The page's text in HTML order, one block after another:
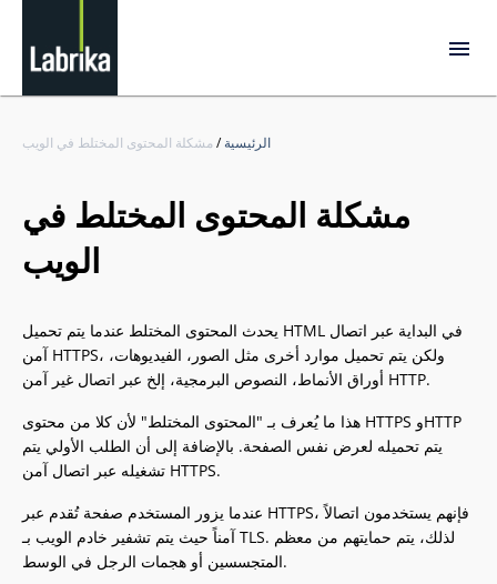
الرئيسية/مشكلة المحتوى المختلط في الويب
مشكلة المحتوى المختلط في
الويب
يحدث المحتوى المختلط عندما يتم تحميل HTML في البداية عبر اتصال
آمن HTTPS، ولكن يتم تحميل موارد أخرى مثل الصور، الفيديوهات،
أوراق الأنماط، النصوص البرمجية، إلخ عبر اتصال غير آمن HTTP.
هذا ما يُعرف بـ "المحتوى المختلط" لأن كلا من محتوى HTTPS وHTTP
يتم تحميله لعرض نفس الصفحة. بالإضافة إلى أن الطلب الأولي يتم
تشغيله عبر اتصال آمن HTTPS.
عندما يزور المستخدم صفحة تُقدم عبر HTTPS، فإنهم يستخدمون اتصالاً
آمناً حيث يتم تشفير خادم الويب بـ TLS. لذلك، يتم حمايتهم من معظم
المتجسسين أو هجمات الرجل في الوسط.